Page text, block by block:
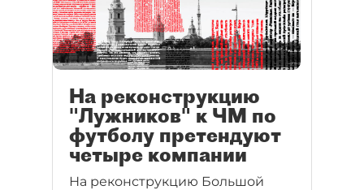
На реконструкцию
"Лужников" к ЧМ по
футболу претендуют
четыре компании
На реконструкцию Большой